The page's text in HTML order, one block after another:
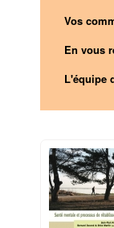
Vos
En vous
L'équipe